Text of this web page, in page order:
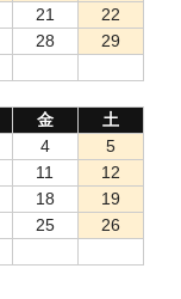
21
22
28
29
金
土
4
5
11
12
18
19
25
26